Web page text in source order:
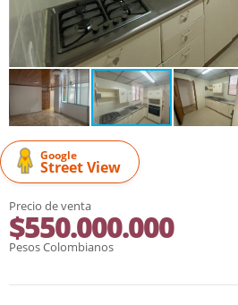
Google
Street View
Precio de venta
$550.000.000
Pesos Colombianos